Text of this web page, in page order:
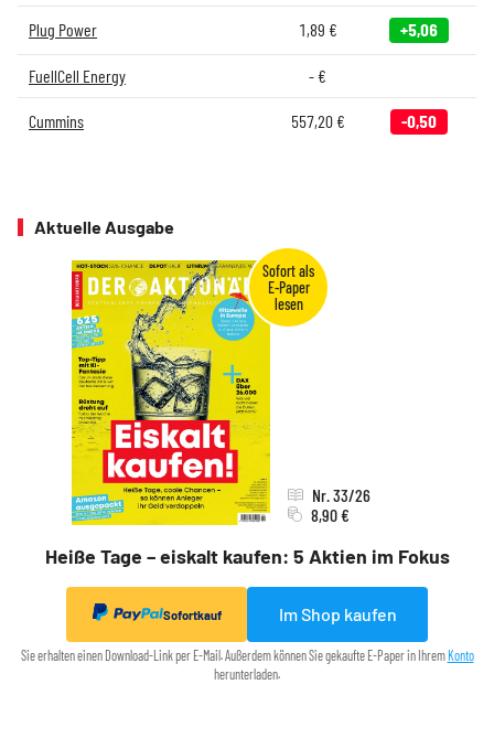
Plug Power 1,89 € +5,06
FuellCell Energy - €
Cummins 557,20€ -0,50
Aktuelle Ausgabe
Heiße Tage – eiskalt kaufen: 5 Aktien im Fokus
Nr. 33/26
8,90 €
Sofortkauf Im Shop kaufen
Sie erhalten einen Download-Link per E-Mail. Außerdem können Sie gekaufte E-Paper in Ihrem Konto
herunterladen.